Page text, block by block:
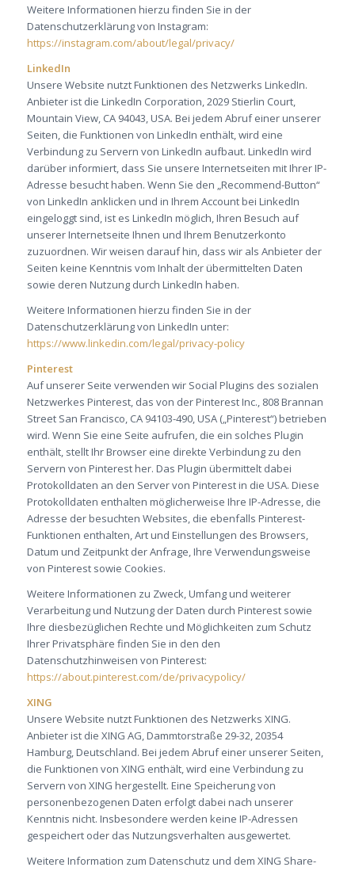
Weitere Informationen hierzu finden Sie in der
Datenschutzerklärung von Instagram:
https://instagram.com/about/legal/privacy/
LinkedIn
Unsere Website nutzt Funktionen des Netzwerks LinkedIn.
Anbieter ist die LinkedIn Corporation, 2029 Stierlin Court,
Mountain View, CA 94043, USA. Bei jedem Abruf einer unserer
Seiten, die Funktionen von LinkedIn enthält, wird eine
Verbindung zu Servern von LinkedIn aufbaut. LinkedIn wird
darüber informiert, dass Sie unsere Internetseiten mit Ihrer IP-
Adresse besucht haben. Wenn Sie den „Recommend-Button“
von LinkedIn anklicken und in Ihrem Account bei LinkedIn
eingeloggt sind, ist es LinkedIn möglich, Ihren Besuch auf
unserer Internetseite Ihnen und Ihrem Benutzerkonto
zuzuordnen. Wir weisen darauf hin, dass wir als Anbieter der
Seiten keine Kenntnis vom Inhalt der übermittelten Daten
sowie deren Nutzung durch LinkedIn haben.
Weitere Informationen hierzu finden Sie in der
Datenschutzerklärung von LinkedIn unter:
https://www.linkedin.com/legal/privacy-policy
Pinterest
Auf unserer Seite verwenden wir Social Plugins des sozialen
Netzwerkes Pinterest, das von der Pinterest Inc., 808 Brannan
Street San Francisco, CA 94103-490, USA („Pinterest“) betrieben
wird. Wenn Sie eine Seite aufrufen, die ein solches Plugin
enthält, stellt Ihr Browser eine direkte Verbindung zu den
Servern von Pinterest her. Das Plugin übermittelt dabei
Protokolldaten an den Server von Pinterest in die USA. Diese
Protokolldaten enthalten möglicherweise Ihre IP-Adresse, die
Adresse der besuchten Websites, die ebenfalls Pinterest-
Funktionen enthalten, Art und Einstellungen des Browsers,
Datum und Zeitpunkt der Anfrage, Ihre Verwendungsweise
von Pinterest sowie Cookies.
Weitere Informationen zu Zweck, Umfang und weiterer
Verarbeitung und Nutzung der Daten durch Pinterest sowie
Ihre diesbezüglichen Rechte und Möglichkeiten zum Schutz
Ihrer Privatsphäre finden Sie in den den
Datenschutzhinweisen von Pinterest:
https://about.pinterest.com/de/privacypolicy/
XING
Unsere Website nutzt Funktionen des Netzwerks XING.
Anbieter ist die XING AG, Dammtorstraße 29-32, 20354
Hamburg, Deutschland. Bei jedem Abruf einer unserer Seiten,
die Funktionen von XING enthält, wird eine Verbindung zu
Servern von XING hergestellt. Eine Speicherung von
personenbezogenen Daten erfolgt dabei nach unserer
Kenntnis nicht. Insbesondere werden keine IP-Adressen
gespeichert oder das Nutzungsverhalten ausgewertet.
Weitere Information zum Datenschutz und dem XING Share-